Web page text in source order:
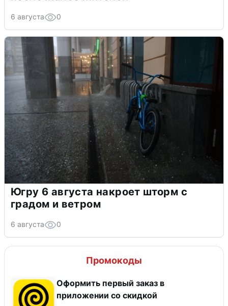
6 августа 0
Югру 6 августа накроет шторм с
градом и ветром
6 августа 0
Промокоды
Оформить первый заказ в
приложении со скидкой